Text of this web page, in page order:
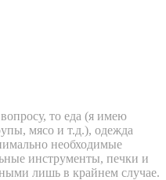
то еда (я имею
мясо и т.д.), одежда
необходимые
инструменты, печки и
лишь в крайнем случае.